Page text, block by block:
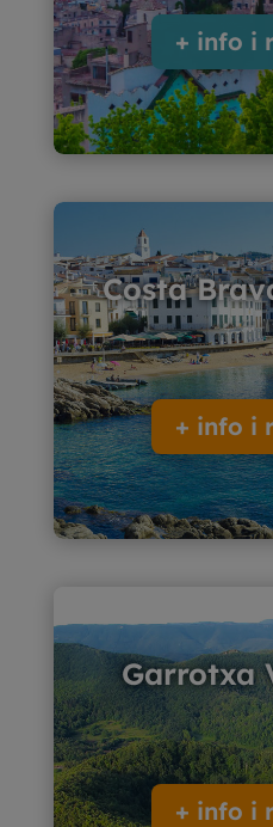
+ info i
Costa
+ info i
Garrotxa
+ info i